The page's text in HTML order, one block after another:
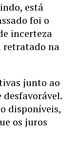
está
foi o
incerteza
retratado na
junto ao
desfavorável.
disponíveis,
os juros